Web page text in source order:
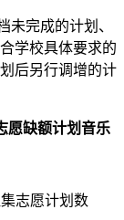
未完成的计划、
学校具体要求的
后另行调增的计
愿缺额计划音乐
志愿计划数